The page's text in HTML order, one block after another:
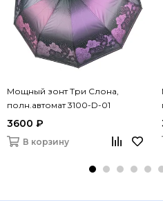
Мощный зонт Три Слона,
полн.автомат 3100-D-01
3600 ₽
В корзину